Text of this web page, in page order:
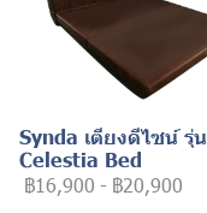
Synda เตียงดีไซน์ รุ่น
Celestia Bed
฿16,900 - ฿20,900